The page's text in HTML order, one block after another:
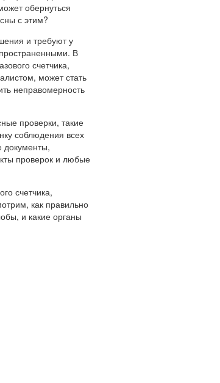
обернуться
с этим?
и требуют у
В
счетчика,
может стать
неправомерность
проверки, такие
соблюдения всех
документы,
проверок и любые
счетчика,
как правильно
и какие органы